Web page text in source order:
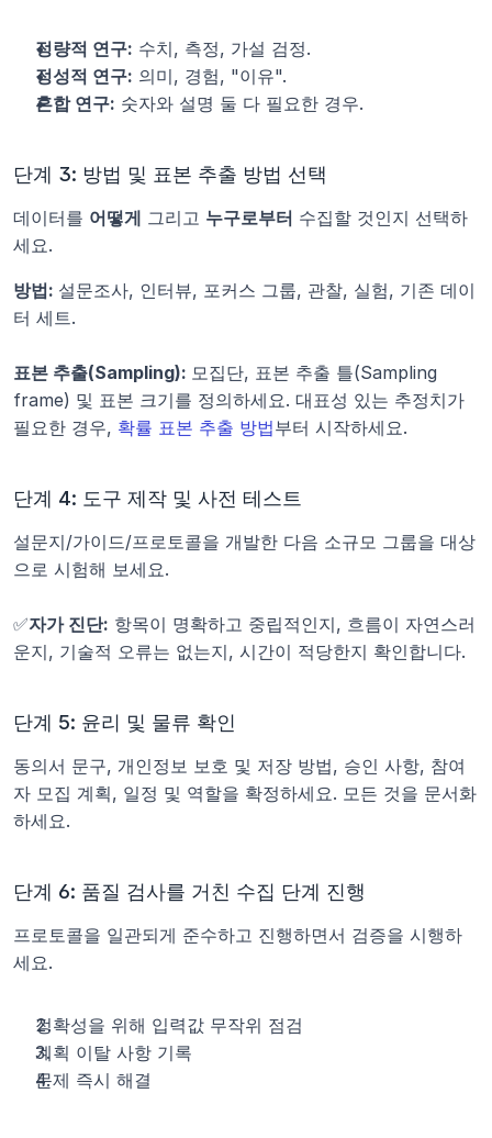
정량적 연구: 수치, 측정, 가설 검정.
정성적 연구: 의미, 경험, "이유".
혼합 연구: 숫자와 설명 둘 다 필요한 경우.
단계 3: 방법 및 표본 추출 방법 선택
데이터를 어떻게 그리고 누구로부터 수집할 것인지 선택하
세요.
방법: 설문조사, 인터뷰, 포커스 그룹, 관찰, 실험, 기존 데이
터 세트.
표본 추출(Sampling): 모집단, 표본 추출 틀(Sampling
frame) 및 표본 크기를 정의하세요. 대표성 있는 추정치가
필요한 경우, 확률 표본 추출 방법부터 시작하세요.
단계 4: 도구 제작 및 사전 테스트
설문지/가이드/프로토콜을 개발한 다음 소규모 그룹을 대상
으로 시험해 보세요.
✅자가 진단: 항목이 명확하고 중립적인지, 흐름이 자연스러
운지, 기술적 오류는 없는지, 시간이 적당한지 확인합니다.
단계 5: 윤리 및 물류 확인
동의서 문구, 개인정보 보호 및 저장 방법, 승인 사항, 참여
자 모집 계획, 일정 및 역할을 확정하세요. 모든 것을 문서화
하세요.
단계 6: 품질 검사를 거친 수집 단계 진행
프로토콜을 일관되게 준수하고 진행하면서 검증을 시행하
세요.
정확성을 위해 입력값 무작위 점검
계획 이탈 사항 기록
문제 즉시 해결